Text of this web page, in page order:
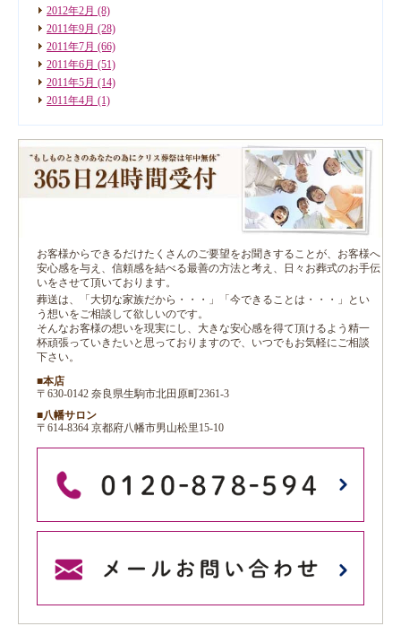
2012年2月 (8)
2011年9月 (28)
2011年7月 (66)
2011年6月 (51)
2011年5月 (14)
2011年4月 (1)
お客様からできるだけたくさんのご要望をお聞きすることが、お客様へ
安心感を与え、信頼感を結べる最善の方法と考え、日々お葬式のお手伝
いをさせて頂いております。
葬送は、「大切な家族だから・・・」「今できることは・・・」とい
う想いをご相談して欲しいのです。
そんなお客様の想いを現実にし、大きな安心感を得て頂けるよう精一
杯頑張っていきたいと思っておりますので、いつでもお気軽にご相談
下さい。
■本店
〒630-0142 奈良県生駒市北田原町2361-3
■八幡サロン
〒614-8364 京都府八幡市男山松里15-10